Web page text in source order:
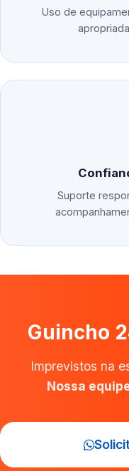
Uso de
Suporte
Guincho
Imprevistos na
Nossa